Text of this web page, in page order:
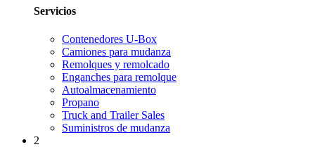
Servicios
Contenedores U-Box
Camiones para mudanza
Remolques y remolcado
Enganches para remolque
Autoalmacenamiento
Propano
Truck and Trailer Sales
Suministros de mudanza
2